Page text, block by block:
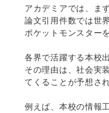
アカデミアでは、ま
論文引用件数では世
ポケットモンスター
各界で活躍する本校
その理由は、社会実
てくることが予想さ
例えば、本校の情報